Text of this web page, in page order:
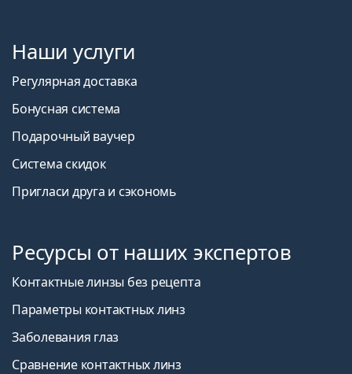
Наши услуги
Регулярная доставка
Бонусная система
Подарочный ваучер
Система скидок
Пригласи друга и сэкономь
Ресурсы от наших экспертов
Контактные линзы без рецепта
Параметры контактных линз
Заболевания глаз
Сравнение контактных линз